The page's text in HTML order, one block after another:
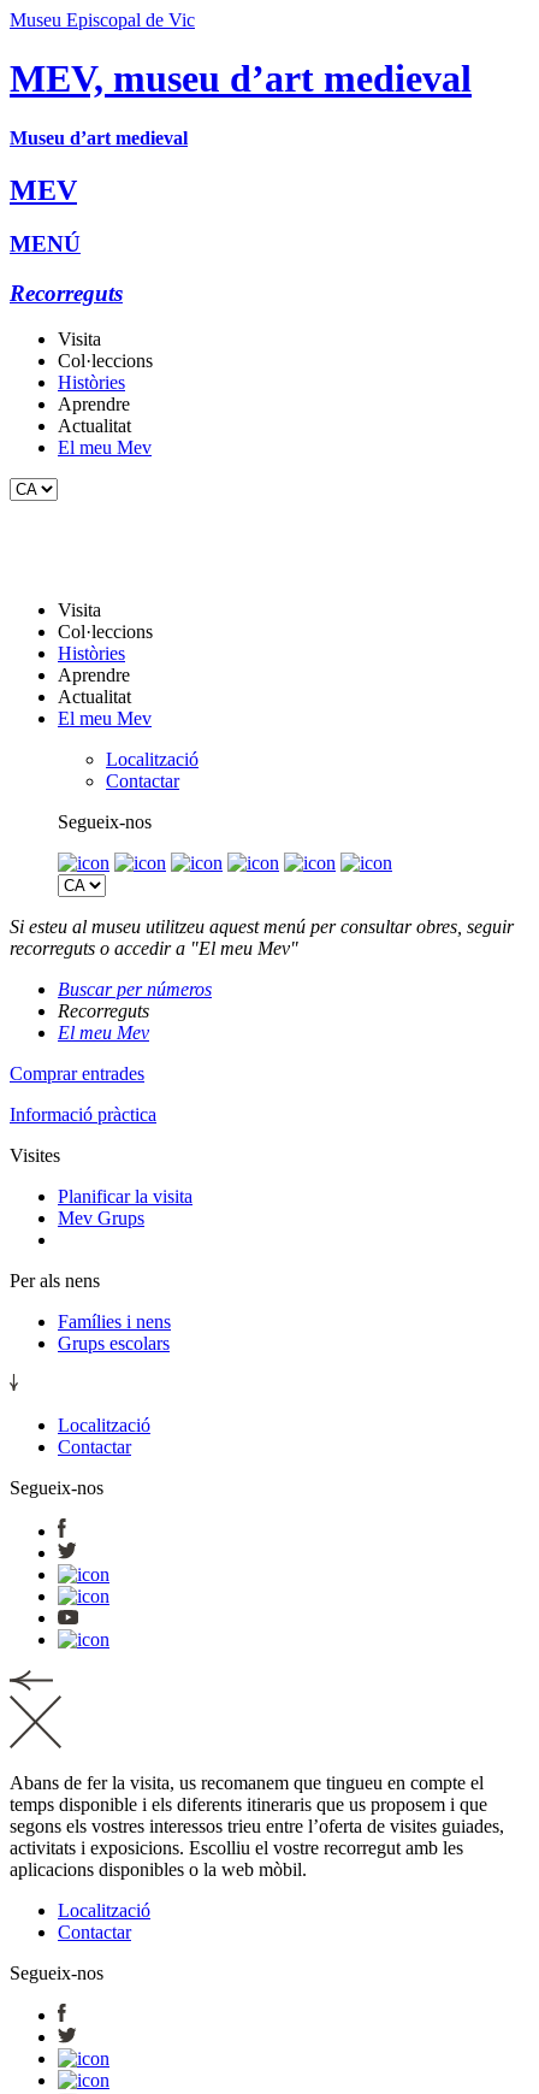
Museu Episcopal de Vic
MEV, museu d’art medieval
Museu d’art medieval
MEV
MENÚ
Recorreguts
Visita
Col·leccions
Històries
Aprendre
Actualitat
El meu Mev
Visita
Col·leccions
Històries
Aprendre
Actualitat
El meu Mev
Localització
Contactar
Segueix-nos
Si esteu al museu utilitzeu aquest menú per consultar obres, seguir
recorreguts o accedir a "El meu Mev"
Buscar per números
Recorreguts
El meu Mev
Comprar entrades
Informació pràctica
Visites
Planificar la visita
Mev Grups
Per als nens
Famílies i nens
Grups escolars
Localització
Contactar
Segueix-nos
Abans de fer la visita, us recomanem que tingueu en compte el
temps disponible i els diferents itineraris que us proposem i que
segons els vostres interessos trieu entre l’oferta de visites guiades,
activitats i exposicions. Escolliu el vostre recorregut amb les
aplicacions disponibles o la web mòbil.
Localització
Contactar
Segueix-nos